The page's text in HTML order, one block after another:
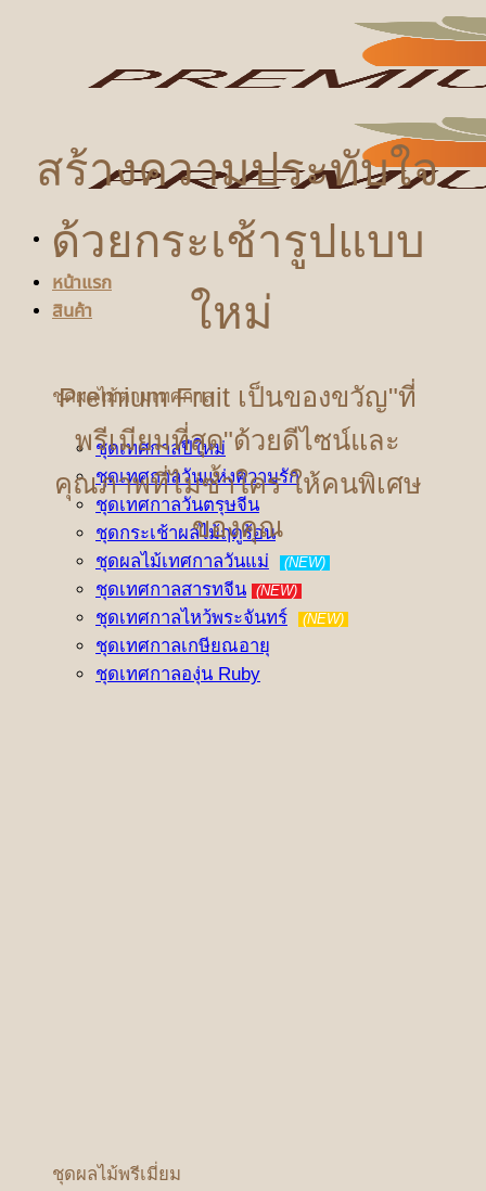
หน้าแรก
สินค้า
ชุดผลไม้ตามเทศกาล
ชุดเทศกาลปีใหม่
ชุดเทศกาลวันแห่งความรัก
ชุดเทศกาลวันตรุษจีน
ชุดกระเช้าผลไม้ฤดูร้อน
ชุดผลไม้เทศกาลวันแม่
(NEW)
ชุดเทศกาลสารทจีน (NEW)
ชุดเทศกาลไหว้พระจันทร์ (NEW)
ชุดเทศกาลเกษียณอายุ
ชุดเทศกาลองุ่น Ruby
ชุดผลไม้พรีเมี่ยม
สร้างความประทับใจ
ด้วยกระเช้ารูปแบบ
ใหม่
Premium Fruit เป็นของขวัญ"ที่
พรีเมียมที่สุด"ด้วยดีไซน์และ
คุณภาพที่ไม่ซ้ำใคร ให้คนพิเศษ
ของคุณ